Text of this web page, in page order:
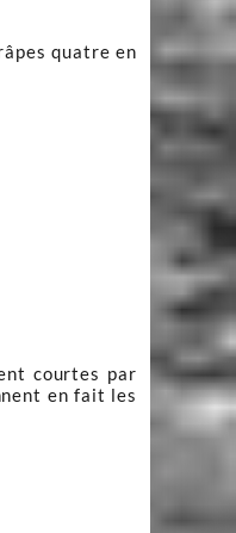
quatre en
courtes par
en fait les